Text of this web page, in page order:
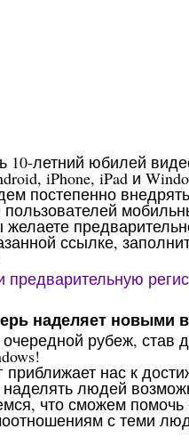
10-летний юбилей
iPhone, iPad и
постепенно
ссылке,
предварительную
наделяет
рубеж, став
нас к
людей
что сможем помочь
с теми